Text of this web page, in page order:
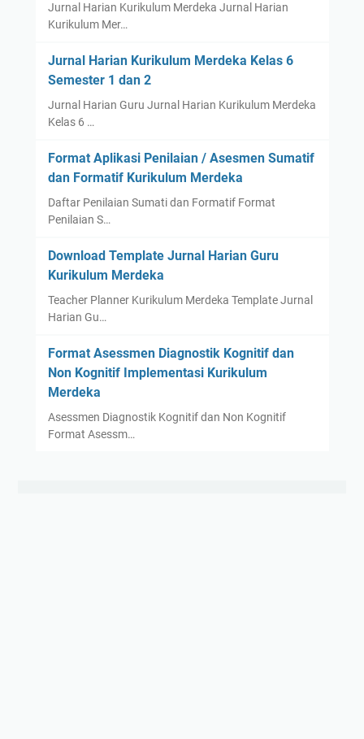
Jurnal Harian Kurikulum Merdeka Jurnal Harian
Kurikulum Mer…
Jurnal Harian Kurikulum Merdeka Kelas 6
Semester 1 dan 2
Jurnal Harian Guru Jurnal Harian Kurikulum Merdeka
Kelas 6 …
Format Aplikasi Penilaian / Asesmen Sumatif
dan Formatif Kurikulum Merdeka
Daftar Penilaian Sumati dan Formatif Format
Penilaian S…
Download Template Jurnal Harian Guru
Kurikulum Merdeka
Teacher Planner Kurikulum Merdeka Template Jurnal
Harian Gu…
Format Asessmen Diagnostik Kognitif dan
Non Kognitif Implementasi Kurikulum
Merdeka
Asessmen Diagnostik Kognitif dan Non Kognitif
Format Asessm…